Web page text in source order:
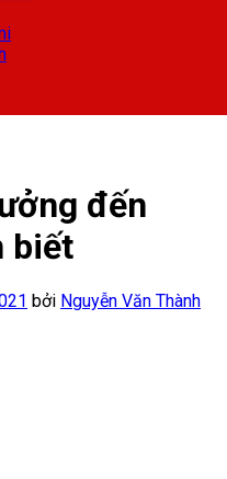
đến
biết
bởi Nguyễn Văn Thành